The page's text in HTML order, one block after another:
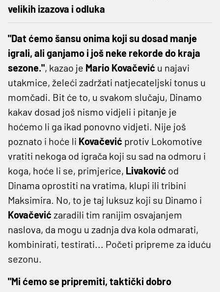
velikih izazova i odluka
"Dat ćemo šansu onima koji su dosad manje
igrali, ali ganjamo i još neke rekorde do kraja
sezone.", kazao je Mario Kovačević u najavi
utakmice, želeći zadržati natjecateljski tonus u
momčadi. Bit će to, u svakom slučaju, Dinamo
kakav dosad još nismo vidjeli i pitanje je
hoćemo li ga ikad ponovno vidjeti. Nije još
poznato i hoće li Kovačević protiv Lokomotive
vratiti nekoga od igrača koji su sad na odmoru i
koga, hoće li se, primjerice, Livaković od
Dinama oprostiti na vratima, klupi ili tribini
Maksimira. No, to je taj luksuz koji su Dinamo i
Kovačević zaradili tim ranijim osvajanjem
naslova, da mogu u zadnja dva kola odmarati,
kombinirati, testirati... Početi pripreme za iduću
sezonu.
"Mi ćemo se pripremiti, taktički dobro